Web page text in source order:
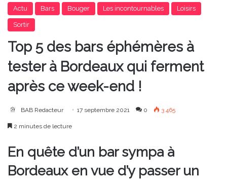
Actu Bars Bouger Les incontournables Loisirs
Sortir
Top 5 des bars éphémères à
tester à Bordeaux qui ferment
après ce week-end !
BAB Redacteur 17 septembre 2021 0 3 465
2 minutes de lecture
En quête d’un bar sympa à
Bordeaux en vue d’y passer un